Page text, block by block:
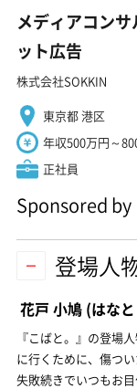
メディアコン
ット広告
株式会社SOKKIN
東京都 港区
年収500万円～
正社員
Sponsored by
登場人
花戸 小鳩 (はな
『こばと。』の登場
に行くために、傷つ
失敗続きでいつもお